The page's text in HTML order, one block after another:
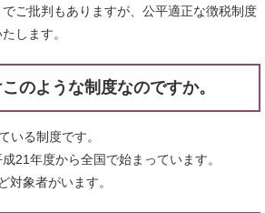
ご批判もありますが、公平適正な徴税制度
します。
のような制度なのですか。
いる制度です。
21年度から全国で始まっています。
対象者がいます。